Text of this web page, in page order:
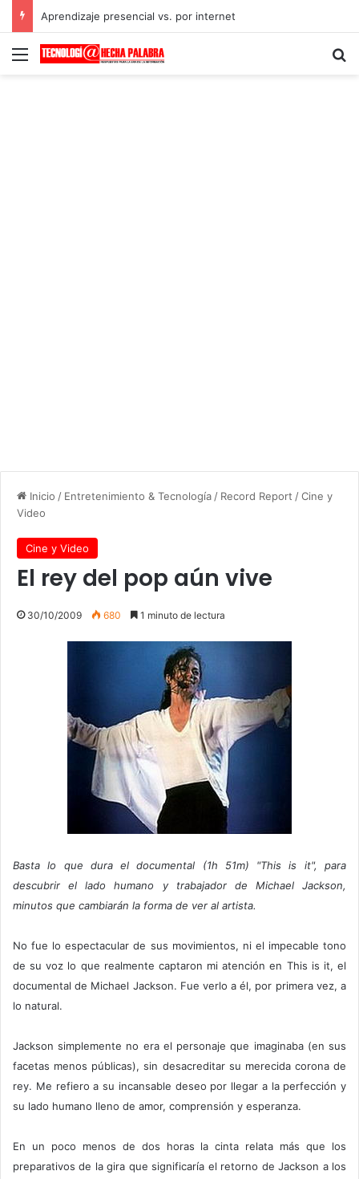
Aprendizaje presencial vs. por internet
Menú
Inicio / Entretenimiento & Tecnología / Record Report /Cine y
Video
Cine y Video
El rey del pop aún vive
30/10/2009 680 1 minuto de lectura
Basta lo que dura el documental (1h 51m) "This is it", para
descubrir el lado humano y trabajador de Michael Jackson,
minutos que cambiarán la forma de ver al artista.
No fue lo espectacular de sus movimientos, ni el impecable tono
de su voz lo que realmente captaron mi atención en This is it, el
documental de Michael Jackson. Fue verlo a él, por primera vez, a
lo natural.
Jackson simplemente no era el personaje que imaginaba (en sus
facetas menos públicas), sin desacreditar su merecida corona de
rey. Me refiero a su incansable deseo por llegar a la perfección y
su lado humano lleno de amor, comprensión y esperanza.
En un poco menos de dos horas la cinta relata más que los
preparativos de la gira que significaría el retorno de Jackson a los